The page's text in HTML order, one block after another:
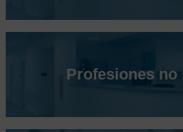
Profesiones no